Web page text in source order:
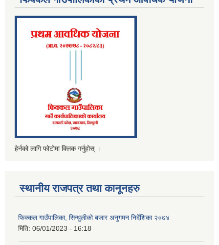
हेर्नको लागि फोटोमा क्लिक गर्नुहोस् ।
स्थानीय राजपत्र तथा कानूनहरु
फिक्कल गाउँपालिका, सिन्धुलीको बजार अनुगमन निर्देशिका २०७४
मिति: 06/01/2023 - 16:18